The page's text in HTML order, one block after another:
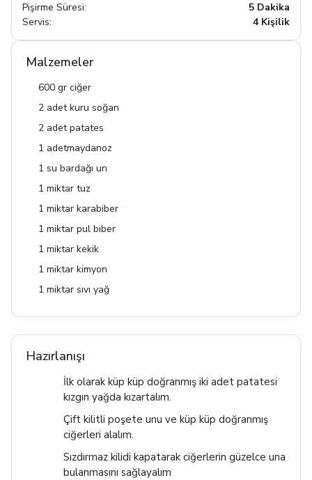
Pişirme Süresi:
5 Dakika
Servis:
4 Kişilik
Malzemeler
600 gr ciğer
2 adet kuru soğan
2 adet patates
1 adetmaydanoz
1 su bardağı un
1 miktar tuz
1 miktar karabiber
1 miktar pul biber
1 miktar kekik
1 miktar kimyon
1 miktar sıvı yağ
Hazırlanışı
İlk olarak küp küp doğranmış iki adet patatesi
kızgın yağda kızartalım.
Çift kilitli poşete unu ve küp küp doğranmış
ciğerleri alalım.
Sızdırmaz kilidi kapatarak ciğerlerin güzelce una
bulanmasını sağlayalım